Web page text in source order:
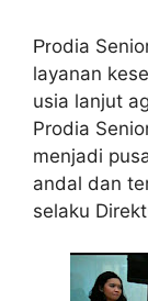
Prodia
layanan
usia lanjut
Prodia
menjadi
andal dan
selaku